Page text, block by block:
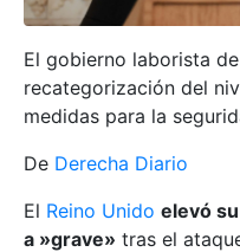
El gobierno laborista
recategorización del
medidas para la
De Derecha Diario
El Reino Unido elevó
a »grave» tras el